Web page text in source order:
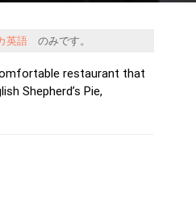
英語のみです。
restaurant that
Shepherd’s Pie,